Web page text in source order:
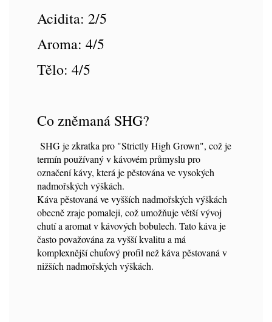
Acidita: 2/5
Aroma: 4/5
Tělo: 4/5
Co zněmaná SHG?
SHG je zkratka pro "Strictly High Grown", což je
termín používaný v kávovém průmyslu pro
označení kávy, která je pěstována ve vysokých
nadmořských výškách.
Káva pěstovaná ve vyšších nadmořských výškách
obecně zraje pomaleji, což umožňuje větší vývoj
chutí a aromat v kávových bobulech. Tato káva je
často považována za vyšší kvalitu a má
komplexnější chuťový profil než káva pěstovaná v
nižších nadmořských výškách.